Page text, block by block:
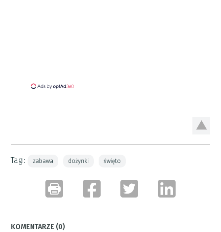
Tagi: zabawa dożynki święto
KOMENTARZE (0)